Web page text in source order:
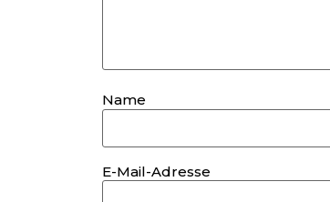
Name
E-Mail-Adresse